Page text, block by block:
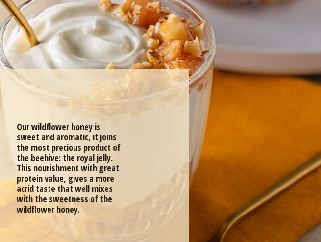
Our wildflower honey is
sweet and aromatic, it joins
the most precious product of
the beehive: the royal jelly.
This nourishment with great
protein value, gives a more
acrid taste that well mixes
with the sweetness of the
wildflower honey.